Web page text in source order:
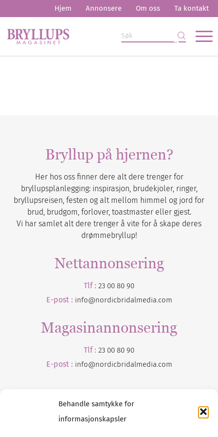
Behandle samtykke for
informasjonskapsler
Hjem Annonsere Om oss Ta kontakt
Bryllup på hjernen?
Her hos oss finner dere alt dere trenger for
bryllupsplanlegging: inspirasjon, brudekjoler, ringer,
bryllupsreisen, festen og alt mellom himmel og jord for
brud, brudgom, forlover, toastmaster eller gjest.
Vi har samlet alt dere trenger å vite for å skape deres
drømmebryllup!
Nettannonsering
Tlf : 23 00 80 90
E-post : info@nordicbridalmedia.com
Magasinannonsering
Tlf : 23 00 80 90
E-post : info@nordicbridalmedia.com